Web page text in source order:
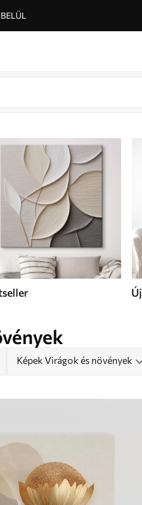
Új
Képek Virágok és növények